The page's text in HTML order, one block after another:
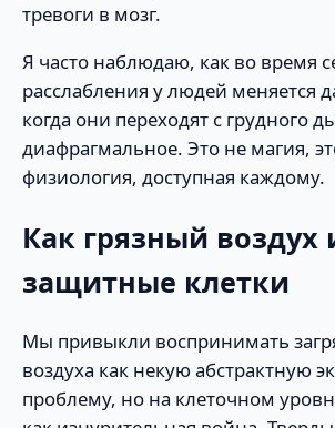
тревоги в мозг.
Я часто наблюдаю, как во время
расслабления у людей меняется
когда они переходят с грудного
диафрагмальное. Это не магия,
физиология, доступная каждому.
Как грязный воздух
защитные клетки
Мы привыкли воспринимать
воздуха как некую абстрактную
проблему, но на клеточном